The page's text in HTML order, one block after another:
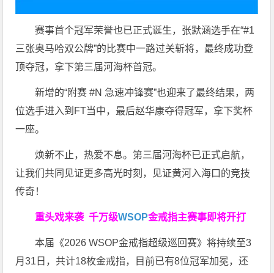
赛事首个冠军荣誉也已正式诞生，张默涵选手在“#1
三张奥马哈双公牌”的比赛中一路过关斩将，最终成功登
顶夺冠，拿下第三届河海杯首冠。
新增的“附赛 #N 急速冲锋赛”也迎来了最终结果，两
位选手进入到FT当中，最后赵华康夺得冠军，拿下奖杯
一座。
焕新不止，热爱不息。第三届河海杯已正式启航，
让我们共同见证更多高光时刻，见证黄河入海口的竞技
传奇！
重头戏来袭千万级WSOP金戒指主赛事即将开打
本届《2026 WSOP金戒指超级巡回赛》将持续至3
月31日，共计18枚金戒指，目前已有8位冠军加冕，还